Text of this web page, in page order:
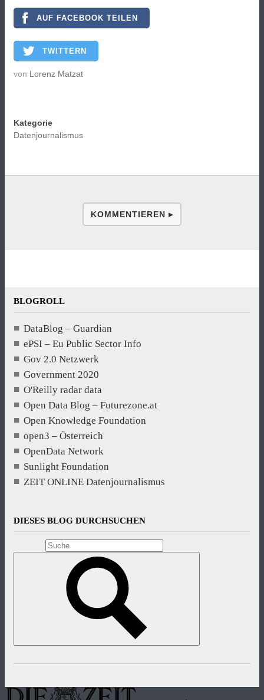
AUF FACEBOOK TEILEN
TWITTERN
von Lorenz Matzat
Kategorie
Datenjournalismus
KOMMENTIEREN ▸
BLOGROLL
DataBlog – Guardian
ePSI – Eu Public Sector Info
Gov 2.0 Netzwerk
Government 2020
O'Reilly radar data
Open Data Blog – Futurezone.at
Open Knowledge Foundation
open3 – Österreich
OpenData Network
Sunlight Foundation
ZEIT ONLINE Datenjournalismus
DIESES BLOG DURCHSUCHEN